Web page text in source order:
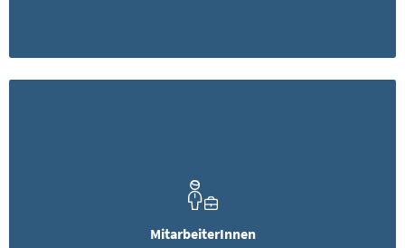
MitarbeiterInnen